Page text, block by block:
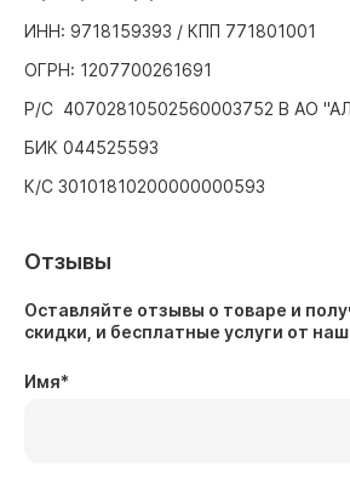
ИНН: 9718159393 / КПП 771801001
ОГРН: 1207700261691
Р/С 40702810502560003752 В АО
БИК 044525593
К/С 30101810200000000593
Отзывы
Оставляйте отзывы о товаре и
скидки, и бесплатные услуги от
Имя*